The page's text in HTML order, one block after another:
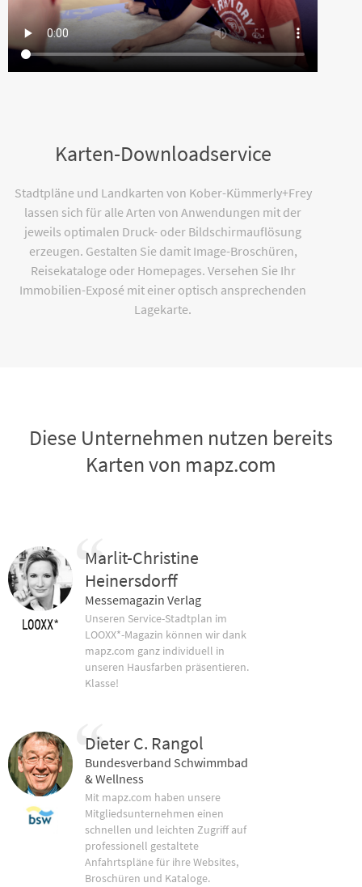
Karten-Downloadservice
Stadtpläne und Landkarten von Kober-Kümmerly+Frey
lassen sich für alle Arten von Anwendungen mit der
jeweils optimalen Druck- oder Bildschirmauflösung
erzeugen. Gestalten Sie damit Image-Broschüren,
Reisekataloge oder Homepages. Versehen Sie Ihr
Immobilien-Exposé mit einer optisch ansprechenden
Lagekarte.
Diese Unternehmen nutzen bereits
Karten von mapz.com
Marlit-Christine
Heinersdorff
Messemagazin Verlag
Unseren Service-Stadtplan im
LOOXX*-Magazin können wir dank
mapz.com ganz individuell in
unseren Hausfarben präsentieren.
Klasse!
Dieter C. Rangol
Bundesverband Schwimmbad
& Wellness
Mit mapz.com haben unsere
Mitgliedsunternehmen einen
schnellen und leichten Zugriff auf
professionell gestaltete
Anfahrtspläne für ihre Websites,
Broschüren und Kataloge.